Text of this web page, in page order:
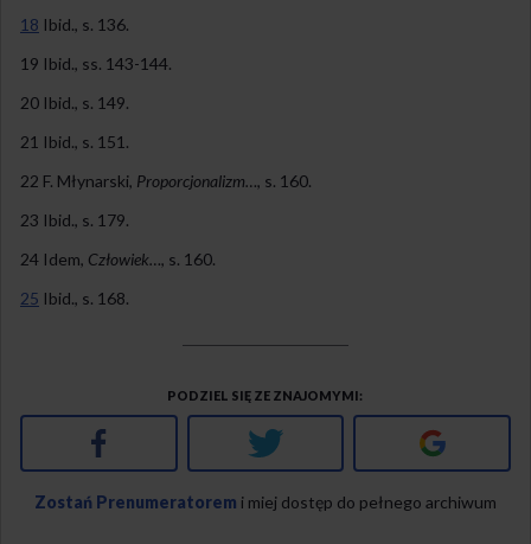
18 Ibid., s. 136.
19 Ibid., ss. 143-144.
20 Ibid., s. 149.
21 Ibid., s. 151.
22 F. Młynarski, Proporcjonalizm…, s. 160.
23 Ibid., s. 179.
24 Idem, Człowiek…, s. 160.
25 Ibid., s. 168.
PODZIEL SIĘ ZE ZNAJOMYMI
Facebook Twitter Google+
Zostań Prenumeratorem i miej dostęp do pełnego archiwum